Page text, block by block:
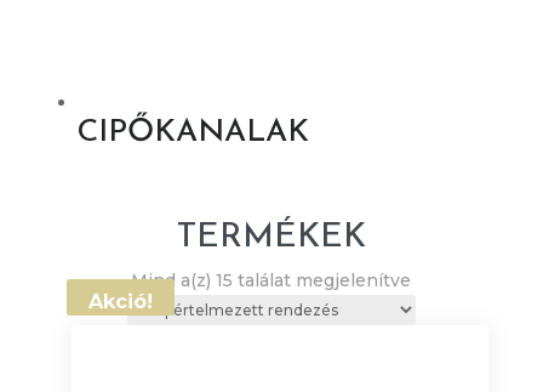
CIPŐKANALAK
TERMÉKEK
Mind a(z) 15 találat megjelenítve
Akció!
Akció!